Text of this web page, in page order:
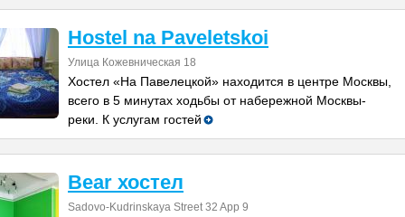
Hostel na Paveletskoi
Улица Кожевническая 18
Хостел «На Павелецкой» находится в центре Москвы,
всего в 5 минутах ходьбы от набережной Москвы-
реки. К услугам гостей
Bear хостел
Sadovo-Kudrinskaya Street 32 App 9